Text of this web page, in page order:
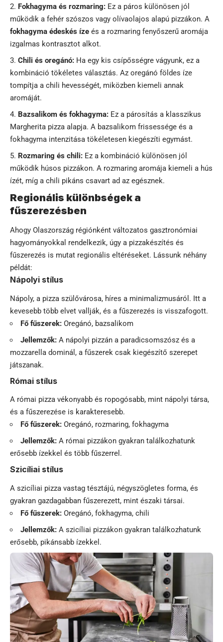
Fokhagyma és rozmaring: Ez a páros különösen jól
működik a fehér szószos vagy olívaolajos alapú pizzákon. A
fokhagyma édeskés íze és a rozmaring fenyőszerű aromája
izgalmas kontrasztot alkot.
Chili és oregánó: Ha egy kis csípősségre vágyunk, ez a
kombináció tökéletes választás. Az oregánó földes íze
tompítja a chili hevességét, miközben kiemeli annak
aromáját.
Bazsalikom és fokhagyma: Ez a párosítás a klasszikus
Margherita pizza alapja. A bazsalikom frissessége és a
fokhagyma intenzitása tökéletesen kiegészíti egymást.
Rozmaring és chili: Ez a kombináció különösen jól
működik húsos pizzákon. A rozmaring aromája kiemeli a hús
ízét, míg a chili pikáns csavart ad az egésznek.
Regionális különbségek a
fűszerezésben
Ahogy Olaszország régiónként változatos gasztronómiai
hagyományokkal rendelkezik, úgy a pizzakészítés és
fűszerezés is mutat regionális eltéréseket. Lássunk néhány
példát:
Nápolyi stílus
Nápoly, a pizza szülővárosa, híres a minimalizmusáról. Itt a
kevesebb több elvet vallják, és a fűszerezés is visszafogott.
Fő fűszerek: Oregánó, bazsalikom
Jellemzők: A nápolyi pizzán a paradicsomszósz és a
mozzarella dominál, a fűszerek csak kiegészítő szerepet
játszanak.
Római stílus
A római pizza vékonyabb és ropogósabb, mint nápolyi társa,
és a fűszerezése is karakteresebb.
Fő fűszerek: Oregánó, rozmaring, fokhagyma
Jellemzők: A római pizzákon gyakran találkozhatunk
erősebb ízekkel és több fűszerrel.
Szicíliai stílus
A szicíliai pizza vastag tésztájú, négyszögletes forma, és
gyakran gazdagabban fűszerezett, mint északi társai.
Fő fűszerek: Oregánó, fokhagyma, chili
Jellemzők: A szicíliai pizzákon gyakran találkozhatunk
erősebb, pikánsabb ízekkel.